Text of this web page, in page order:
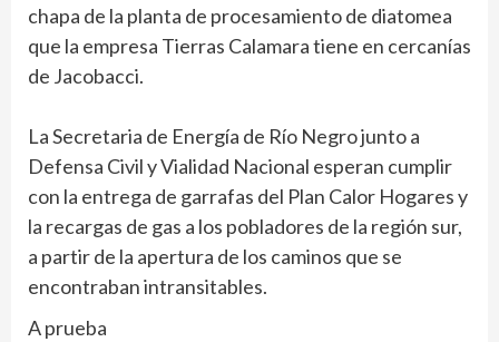
chapa de la planta de procesamiento de diatomea
que la empresa Tierras Calamara tiene en cercanías
de Jacobacci.
La Secretaria de Energía de Río Negro junto a
Defensa Civil y Vialidad Nacional esperan cumplir
con la entrega de garrafas del Plan Calor Hogares y
la recargas de gas a los pobladores de la región sur,
a partir de la apertura de los caminos que se
encontraban intransitables.
A prueba